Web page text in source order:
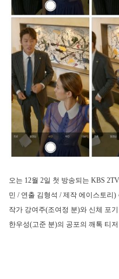
오는 12월 2일 첫 방송되는 KBS
민 / 연출 김형석 / 제작 에이스토리
작가 강여주(조여정 분)와 신체 포
한우성(고준 분)의 공포의 깨톡 티